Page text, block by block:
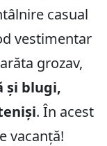
casual
vestimentar
grozav,
și blugi,
. În acest
vacanță!